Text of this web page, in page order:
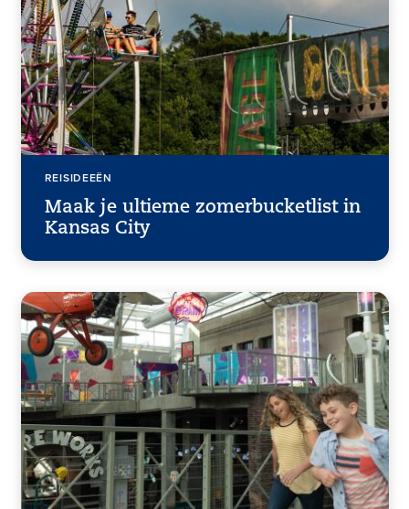
REISIDEEËN
Maak je ultieme zomerbucketlist in
Kansas City